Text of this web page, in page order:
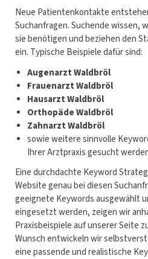
Neue Patientenkontakte
Suchanfragen. Suchende wissen,
sie benötigen und beziehen den
ein. Typische Beispiele dafür sind:
Augenarzt Waldbröl
Frauenarzt Waldbröl
Hausarzt Waldbröl
Orthopäde Waldbröl
Zahnarzt Waldbröl
sowie weitere sinnvolle
Ihrer Arztpraxis gesucht
Eine durchdachte Keyword
Website genau bei diesen
geeignete Keywords ausgewählt
eingesetzt werden, zeigen wir
Praxisbeispiele auf unserer Seite
Wunsch entwickeln wir
eine passende und realistische